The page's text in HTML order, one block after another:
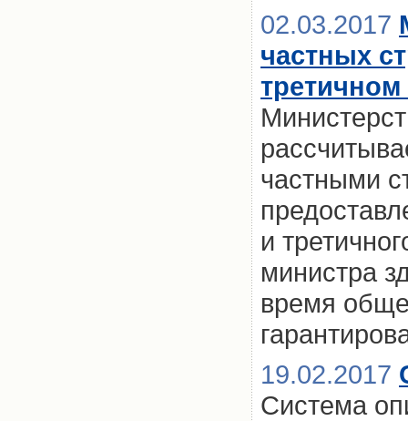
02.03.2017
частных
частными
и
министра
время
19.02.2017
Система